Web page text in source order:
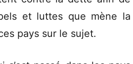
et luttes que mène la
pays sur le sujet.